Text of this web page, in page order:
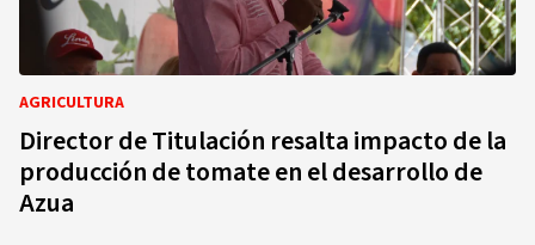
AGRICULTURA
Director de Titulación resalta impacto de la
producción de tomate en el desarrollo de
Azua